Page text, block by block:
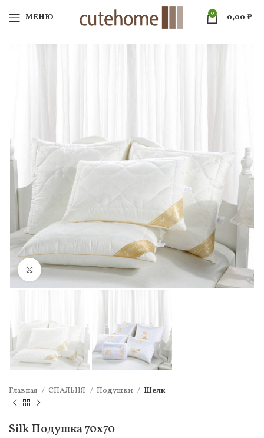
МЕНЮ 0 0,00 ₽
Нажмите, чтобы увеличить
Главная СПАЛЬНЯ Подушки Шелк
Silk Подушка 70х70